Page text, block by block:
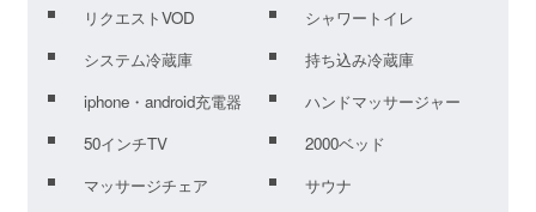
リクエストVOD
シャワートイレ
システム冷蔵庫
持ち込み冷蔵庫
iphone・android充電器
ハンドマッサージャー
50インチTV
2000ベッド
マッサージチェア
サウナ